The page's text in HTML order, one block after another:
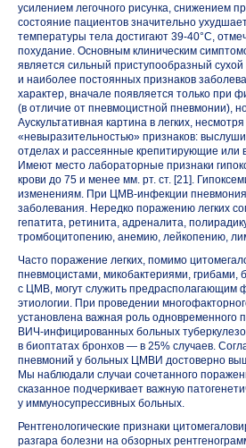
усилением легочного рисунка, снижением
состояние пациентов значительно
температуры тела достигают 39-40°С,
похудание. Основным клиническим
является сильный приступообразный
и наиболее постоянных признаков
характер, вначале появляется только при
(в отличие от пневмоцистной пневмонии),
Аускультативная картина в легких,
«невыразительностью» признаков:
отделах и рассеянные крепитирующие или
Имеют место лабораторные признаки
крови до 75 и менее мм. рт. ст. [21].
изменениям. При ЦМВ-инфекции пневмония
заболевания. Нередко поражению легких
гепатита, ретинита, адреналита,
тромбоцитопению, анемию, лейкопению,
Часто поражение легких, помимо
пневмоцистами, микобактериями, грибами,
с ЦМВ, могут служить предрасполагающим
этиологии. При проведении
установлена важная роль одновременного
ВИЧ-инфицированных больных
в биоптатах бронхов — в 25% случаев.
пневмоний у больных ЦМВИ достоверно
Мы наблюдали случаи сочетанного
сказанное подчеркивает важную
у иммуносупрессивных больных.
Рентгенологические признаки
разгара болезни на обзорных